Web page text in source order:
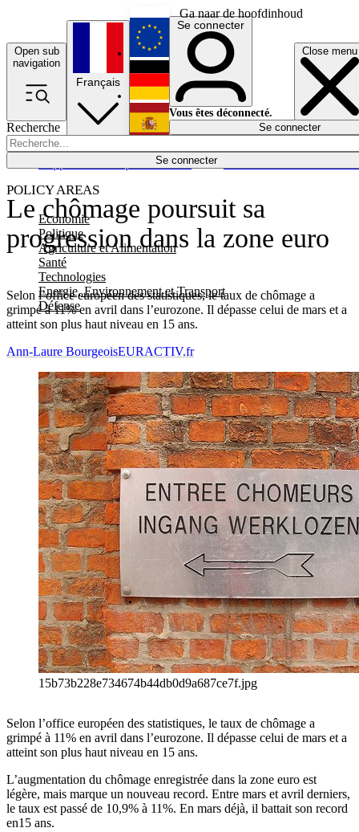
Ga naar de hoofdinhoud
Open sub
navigation
Close menu
Recherche
Se connecter
POLICY AREAS
Economie
Politique
Agriculture et Alimentation
Santé
Technologies
Energie, Environnement et Transport
Défense
Économie
Français
English
Deutsch
Español
Se connecter
Vous êtes déconnecté.
Se connecter
Le chômage poursuit sa
progression dans la zone euro
Selon l’office européen des statistiques, le taux de chômage a
grimpé à 11% en avril dans l’eurozone. Il dépasse celui de mars et a
atteint son plus haut niveau en 15 ans.
Ann-Laure BourgeoisEURACTIV.fr
15b73b228e734674b44db0d9a687ce7f.jpg
Selon l’office européen des statistiques, le taux de chômage a
grimpé à 11% en avril dans l’eurozone. Il dépasse celui de mars et a
atteint son plus haut niveau en 15 ans.
L’augmentation du chômage enregistrée dans la zone euro est
légère, mais marque un nouveau record. Entre mars et avril derniers,
le taux est passé de 10,9% à 11%. En mars déjà, il battait son record
en15 ans.